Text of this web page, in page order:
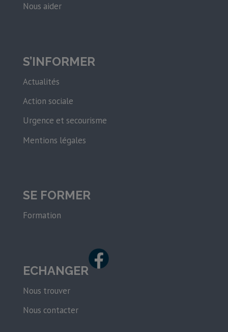
Nous aider
S’INFORMER
Actualités
Action sociale
Urgence et secourisme
Mentions légales
SE FORMER
Formation
ECHANGER
Nous trouver
Nous contacter